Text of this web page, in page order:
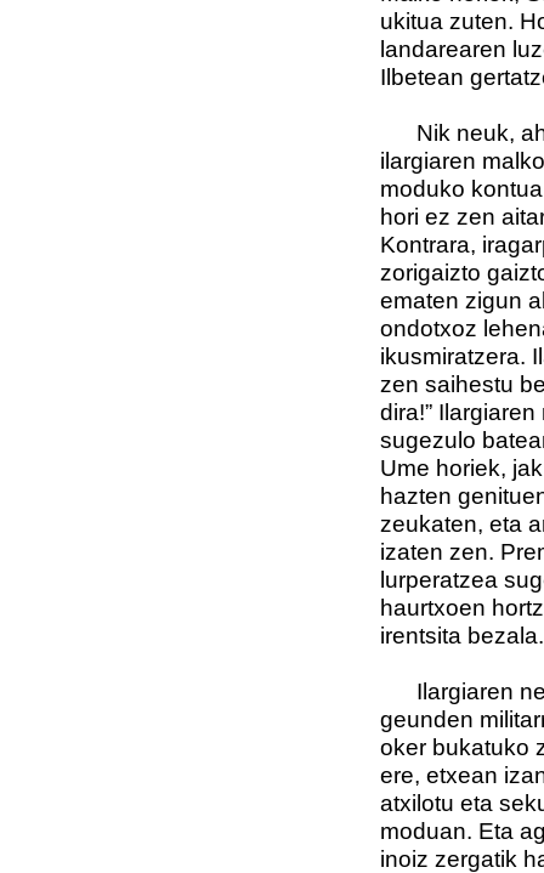
ukitua zuten.
landarearen
Ilbetean
Nik neuk,
ilargiaren
moduko
hori ez zen
Kontrara,
zorigaizto
ematen zigun
ondotxoz
ikusmiratzera.
zen saihestu
dira!”
sugezulo
Ume horiek,
hazten
zeukaten, eta
izaten zen.
lurperatzea
haurtxoen
irentsita bezala.
Ilargiaren
geunden
oker bukatuko
ere, etxean
atxilotu eta
moduan. Eta
inoiz zergatik